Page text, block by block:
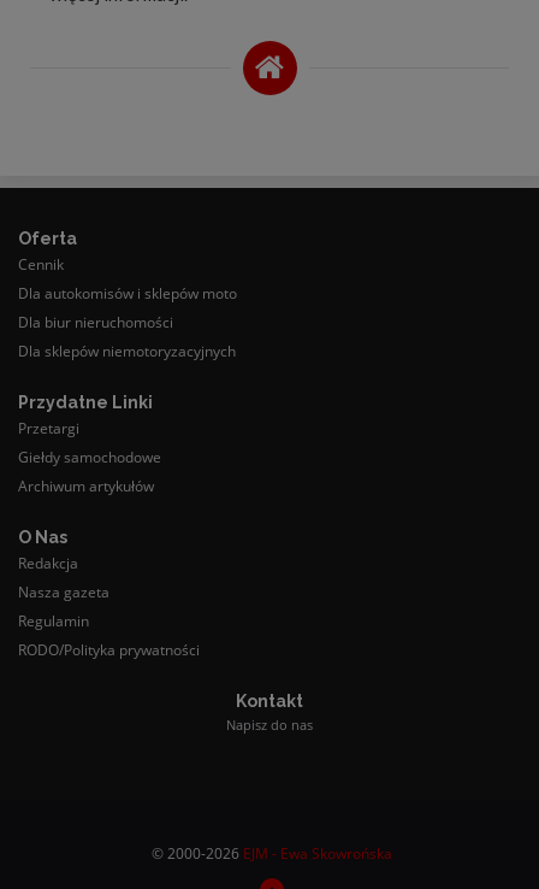
Oferta
Cennik
Dla autokomisów i sklepów moto
Dla biur nieruchomości
Dla sklepów niemotoryzacyjnych
Przydatne Linki
Przetargi
Giełdy samochodowe
Archiwum artykułów
O Nas
Redakcja
Nasza gazeta
Regulamin
RODO/Polityka prywatności
Kontakt
Napisz do nas
© 2000-2026 EJM - Ewa Skowrońska